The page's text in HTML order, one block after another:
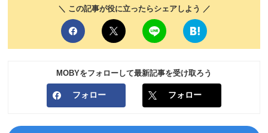
＼ この記事が役に立ったらシェアしよう ／
MOBYをフォローして最新記事を受け取ろう
フォロー フォロー